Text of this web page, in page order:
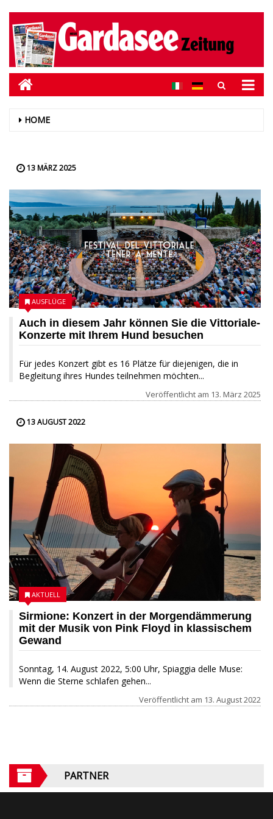
HOME
13 MÄRZ 2025
Auch in diesem Jahr können Sie die Vittoriale-
Konzerte mit Ihrem Hund besuchen
Für jedes Konzert gibt es 16 Plätze für diejenigen, die in
Begleitung ihres Hundes teilnehmen möchten...
AUSFLÜGE
Veröffentlicht am 13. März 2025
13 AUGUST 2022
Sirmione: Konzert in der Morgendämmerung
mit der Musik von Pink Floyd in klassischem
Gewand
Sonntag, 14. August 2022, 5:00 Uhr, Spiaggia delle Muse:
Wenn die Sterne schlafen gehen...
AKTUELL
Veröffentlicht am 13. August 2022
PARTNER